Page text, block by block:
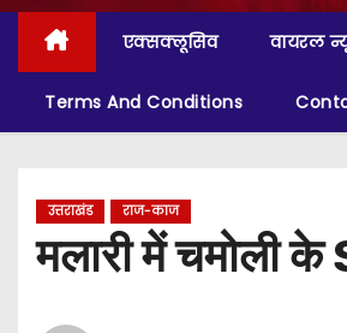
o
एक्सक्लूसिव वायरल
Terms And Conditions
उत्तराखंड राज-काज
मलारी में चमोली के